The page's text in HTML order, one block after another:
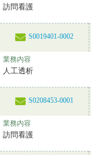
訪問看護
S0019401-0002
業務内容
人工透析
S0208453-0001
業務内容
訪問看護